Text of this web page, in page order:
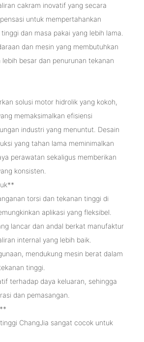
cakram inovatif yang secara
untuk mempertahankan
dan masa pakai yang lebih lama.
dan mesin yang membutuhkan
besar dan penurunan tekanan
solusi motor hidrolik yang kokoh,
memaksimalkan efisiensi
industri yang menuntut. Desain
yang tahan lama meminimalkan
perawatan sekaligus memberikan
konsisten.
torsi dan tekanan tinggi di
aplikasi yang fleksibel.
lancar dan andal berkat manufaktur
internal yang lebih baik.
mendukung mesin berat dalam
tinggi.
terhadap daya keluaran, sehingga
dan pemasangan.
ChangJia sangat cocok untuk